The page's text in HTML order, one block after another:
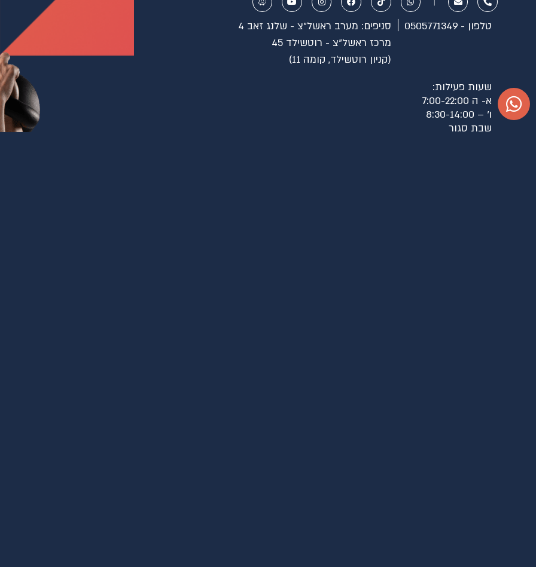
טלפון - 0505771349
סניפים: מערב ראשל"צ - שלנג זאב 4
⁠מרכז ראשל"צ - רוטשילד 45
(קניון רוטשילד, קומה 11)
שעות פעילות:
א- ה 7:00-22:00
ו׳ – 8:30-14:00
שבת סגור